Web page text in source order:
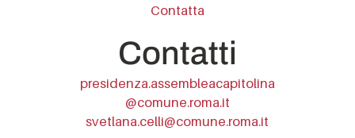
Contatta
Contatti
presidenza.assembleacapitolina
@comune.roma.it
svetlana.celli@comune.roma.it